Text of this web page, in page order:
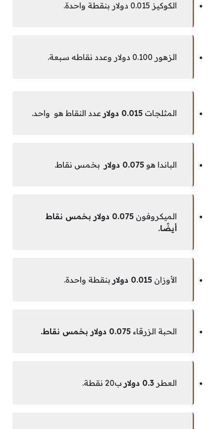
الكوكيز 0.015 دولار بنقطة واحدة.
الزهور 0.100 دولار وعدد نقاطه سبعة.
المثلجات 0.015 دولار عدد النقاط هو واحد.
الباندا هو 0.075 دولار بخمس نقاط.
الميكروفون
0.075 دولار بخمس نقاط
أيضًا.
الأوزان 0.015 دولار بنقطة واحدة.
الحبة الزرقاء 0.075 دولار بخمس نقاط.
العطر 0.3 دولار ب20 نقطة.